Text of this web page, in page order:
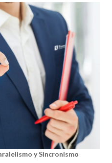
y Sincronismo